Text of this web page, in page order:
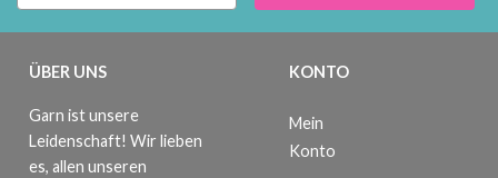
ÜBER UNS
Garn ist unsere
Leidenschaft! Wir lieben
es, allen unseren
KONTO
Mein
Konto